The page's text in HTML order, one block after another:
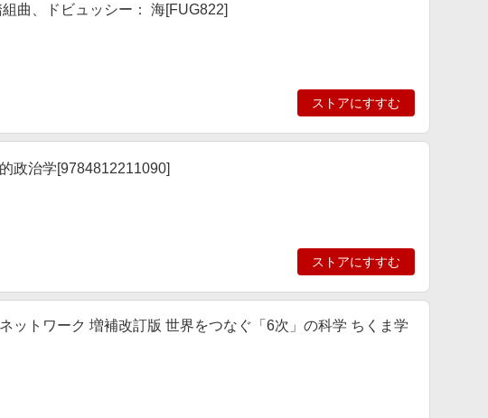
曲、ドビュッシー： 海[FUG822]
ストアにすすむ
政治学[9784812211090]
ストアにすすむ
ットワーク 増補改訂版 世界をつなぐ「6次」の科学 ちくま学